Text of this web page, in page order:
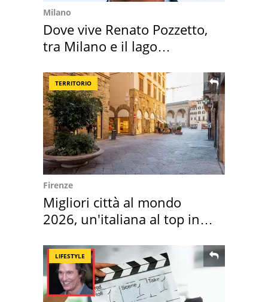
Milano
Dove vive Renato Pozzetto,
tra Milano e il lago
TERRITORIO
Firenze
Migliori città al mondo
2026, un'italiana al top in
LIFESTYLE